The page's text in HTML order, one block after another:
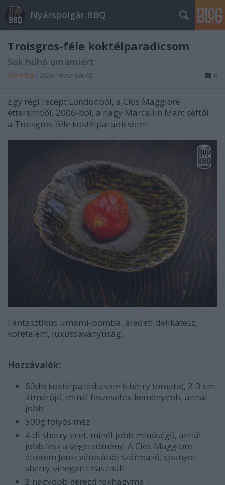
Nyárspolgár BBQ
Troisgros-féle koktélparadicsom
Sok hűhó umamiért
Márkaséf• 2024. november 05. 0
Egy régi recept Londonból, a Clos Maggiore
étteremből, 2006-ból, a nagy Marcellin Marc séftől:
a Troisgros-féle koktélparadicsom!
Fantasztikus umami-bomba, eredeti delikátesz,
köretelem, luxussavanyúság.
Hozzávalók:
60db koktélparadicsom (cherry tomato), 2-3 cm
átmérőjű, minél feszesebb, keményebb, annál
jobb
500g folyós méz
4 dl sherry-ecet, minél jobb minőségű, annál
jobb lesz a végeredmény. A Clos Maggiore
étterem Jerez városából származó, spanyol
sherry-vinegar-t használt.
3 nagyobb gerezd fokhagyma